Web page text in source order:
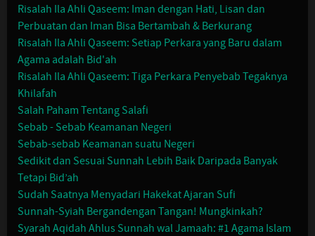
Risalah Ila Ahli Qaseem: Iman dengan Hati, Lisan dan
Perbuatan dan Iman Bisa Bertambah & Berkurang
Risalah Ila Ahli Qaseem: Setiap Perkara yang Baru dalam
Agama adalah Bid'ah
Risalah Ila Ahli Qaseem: Tiga Perkara Penyebab Tegaknya
Khilafah
Salah Paham Tentang Salafi
Sebab - Sebab Keamanan Negeri
Sebab-sebab Keamanan suatu Negeri
Sedikit dan Sesuai Sunnah Lebih Baik Daripada Banyak
Tetapi Bid’ah
Sudah Saatnya Menyadari Hakekat Ajaran Sufi
Sunnah-Syiah Bergandengan Tangan! Mungkinkah?
Syarah Aqidah Ahlus Sunnah wal Jamaah: #1 Agama Islam